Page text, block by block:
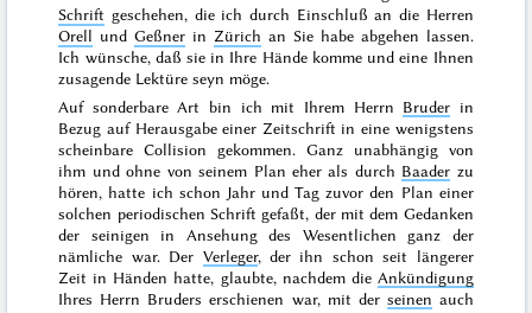
Schrift geschehen, die ich durch Einschluß an die Herren
Orell undGeßner inZürich an Sie habe abgehen lassen.
Ich wünsche, daß sie in Ihre Hände komme und eine Ihnen
zusagende Lektüre seyn möge.
Auf sonderbare Art bin ich mit Ihrem Herrn Bruder in
Bezug auf Herausgabe einer Zeitschrift in eine wenigstens
scheinbare Collision gekommen. Ganz unabhängig von
ihm und ohne von seinem Plan eher als durch Baader zu
hören, hatte ich schon Jahr und Tag zuvor den Plan einer
solchen periodischen Schrift gefaßt, der mit dem Gedanken
der seinigen in Ansehung des Wesentlichen ganz der
nämliche war. Der Verleger, der ihn schon seit längerer
Zeit in Händen hatte, glaubte, nachdem die Ankündigung
Ihres Herrn Bruders erschienen war, mit der seinen auch